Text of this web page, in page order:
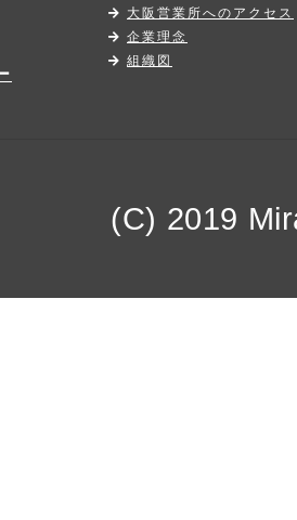
大阪営業所へのアクセス
企業理念
組織図
(C) 2019